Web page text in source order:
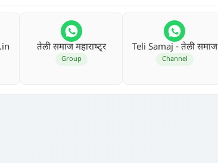
तेली समाज महाराष्‍ट्र
Group
Teli Samaj - तेली समाज
Channel